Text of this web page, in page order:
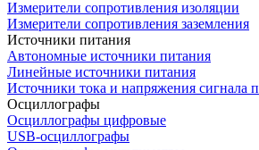
Измерители сопротивления изоляции
Измерители сопротивления заземления
Источники питания
Автономные источники питания
Линейные источники питания
Источники тока и напряжения
Осциллографы
Осциллографы цифровые
USB-осциллографы